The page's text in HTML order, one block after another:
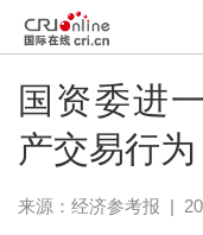
国资委进
产交易行为
来源： 经济参考报 |